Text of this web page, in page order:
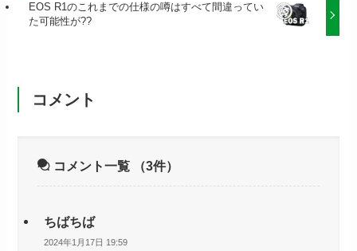
EOS R1のこれまでの仕様の噂はすべて間違ってい
た可能性が??
コメント
コメント一覧 （3件）
ちばちば
2024年1月17日 19:59